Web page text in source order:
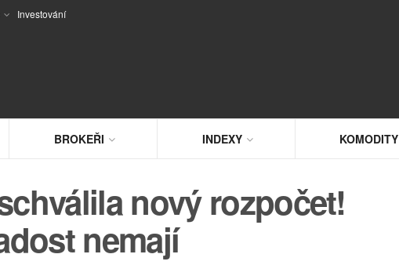
Investování
BROKEŘI INDEXY KOMODITY
nový rozpočet!
nemají